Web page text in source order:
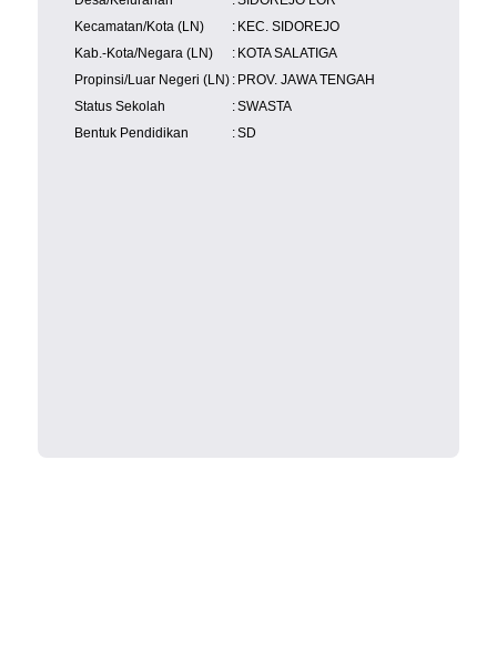
Kecamatan/Kota (LN)
: KEC. SIDOREJO
Kab.-Kota/Negara (LN)
: KOTA SALATIGA
Propinsi/Luar Negeri (LN) : PROV. JAWA TENGAH
Status Sekolah
:SWASTA
Bentuk Pendidikan
:SD